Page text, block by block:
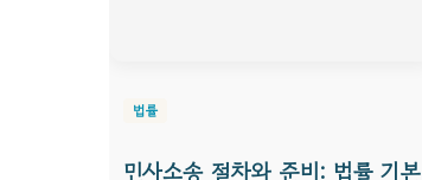
법률
민사소송 절차와 준비: 법률 기본